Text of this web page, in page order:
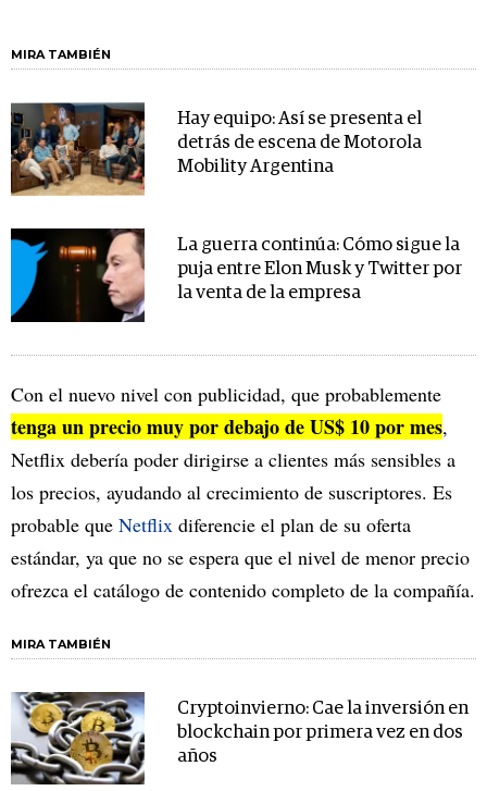
MIRA TAMBIÉN
Hay equipo: Así se presenta el
detrás de escena de Motorola
Mobility Argentina
La guerra continúa: Cómo sigue la
puja entre Elon Musk y Twitter por
la venta de la empresa
Con el nuevo nivel con publicidad, que probablemente
tenga un precio muy por debajo de US$ 10 por mes,
Netflix debería poder dirigirse a clientes más sensibles a
los precios, ayudando al crecimiento de suscriptores. Es
probable que Netflix diferencie el plan de su oferta
estándar, ya que no se espera que el nivel de menor precio
ofrezca el catálogo de contenido completo de la compañía.
MIRA TAMBIÉN
Cryptoinvierno: Cae la inversión en
blockchain por primera vez en dos
años